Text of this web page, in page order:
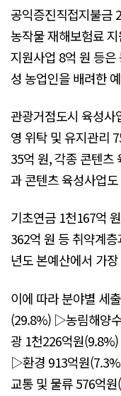
공익증진직접지불금
농작물 재해보험료
지원사업 8억 원 등
성 농업인을 배려한
관광거점도시 육성사
영 위탁 및 유지관리
35억 원, 각종 콘텐츠
과 콘텐츠 육성사업
기초연금 1천167억
362억 원 등 취약계
년도 본예산에서 가
이에 따라 분야별 세
(29.8%) ▷농림해양
광 1천226억원
▷환경 913억원
교통 및 물류 576억